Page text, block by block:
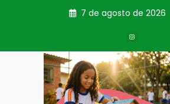
7 de agosto de 2026